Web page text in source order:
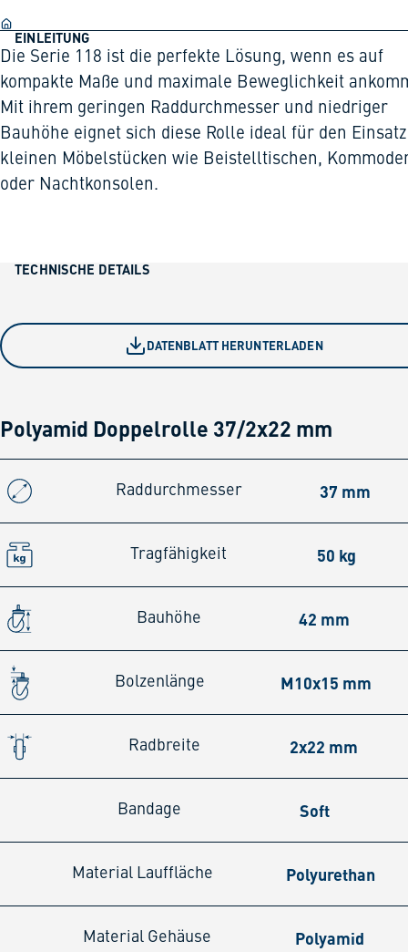
EINLEITUNG
Die Serie 118 ist die perfekte Lösung, wenn es auf
kompakte Maße und maximale Beweglichkeit
Mit ihrem geringen Raddurchmesser und niedriger
Bauhöhe eignet sich diese Rolle ideal für den
kleinen Möbelstücken wie Beistelltischen,
oder Nachtkonsolen.
TECHNISCHE DETAILS
DATENBLATT HERUNTERLADEN
Polyamid Doppelrolle 37/2x22 mm
Raddurchmesser 37 mm
Tragfähigkeit 50 kg
Bauhöhe 42 mm
Bolzenlänge M10x15 mm
Radbreite 2x22 mm
Bandage Soft
Material Lauffläche Polyurethan
Material Gehäuse Polyamid